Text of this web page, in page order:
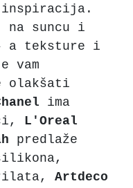
inspiracija.
na suncu i
a teksture i
vam
olakšati
ima
L'Oreal
predlaže
Artdeco